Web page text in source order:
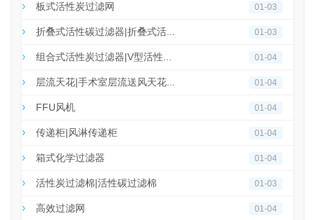
板式活性炭过滤网 01-03
折叠式活性碳过滤器|折叠式活... 01-03
组合式活性炭过滤器|V型活性... 01-04
层流天花|手术室层流送风天花... 01-04
FFU风机 01-04
传递柜|风淋传递柜 01-04
箱式化学过滤器 01-04
活性炭过滤棉|活性碳过滤棉 01-03
高效过滤网 01-04